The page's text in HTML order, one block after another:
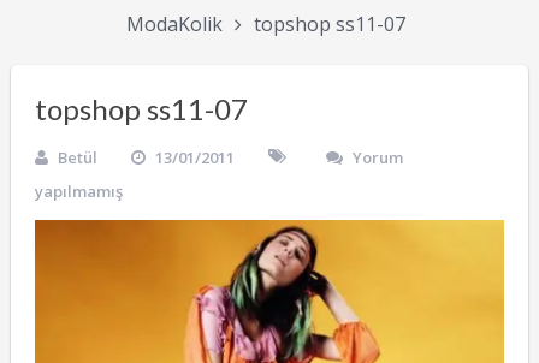
ModaKolik topshop ss11-07
topshop ss11-07
Betül 13/01/2011
Yorum
yapılmamış